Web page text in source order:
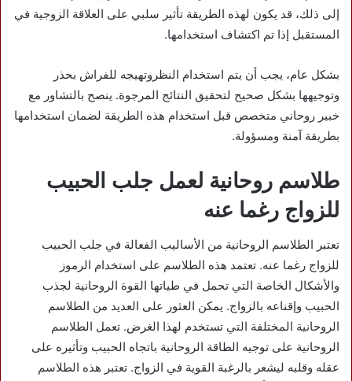
إلى ذلك، قد يكون لهذه الطريقة تأثير سلبي على العلاقة الزوجية في
المستقبل إذا تم اكتشاف استخدامها.
بشكل عام، يجب أن يتم استخدام النظروتهيجه للفراش بحذر
وتوجيهها بشكل صحيح لتحقيق النتائج المرجوة. ينصح بالتشاور مع
خبير روحاني متخصص قبل استخدام هذه الطريقة لضمان استخدامها
بطريقة آمنة ومسؤولة.
طلاسم روحانية لعمل جلب الحبيب
للزواج رغما عنه
تعتبر الطلاسم الروحانية من الأساليب الفعالة في جلب الحبيب
للزواج رغما عنه. تعتمد هذه الطلاسم على استخدام الرموز
والأشكال الخاصة التي تحمل في طياتها القوة الروحانية لجذب
الحبيب وإقناعه بالزواج. يمكن العثور على العديد من الطلاسم
الروحانية المختلفة التي تستخدم لهذا الغرض. تعمل الطلاسم
الروحانية على توجيه الطاقة الروحانية باتجاه الحبيب وتأثيره على
عقله وقلبه ليشعر بالرغبة القوية في الزواج. تعتبر هذه الطلاسم